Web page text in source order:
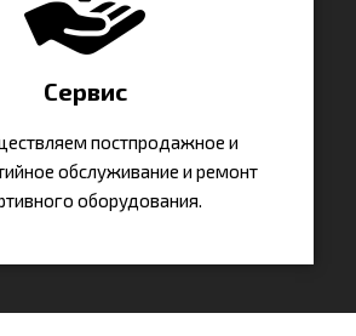
Сервис
постпродажное и
обслуживание и ремонт
оборудования.